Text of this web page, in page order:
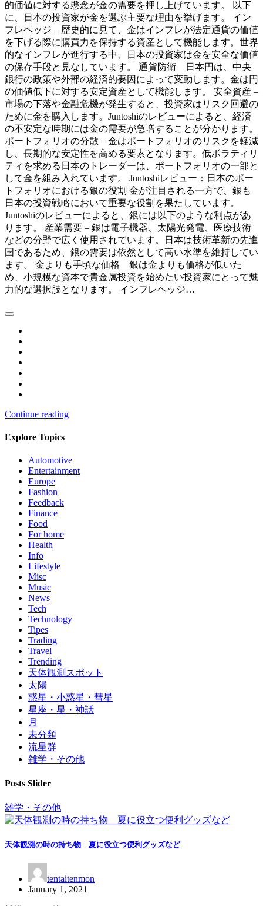
的価値に対する懸念が金の需要を押し上げています。 以下
に、日本の投資家が金を選ぶ主要な理由を挙げます。 イン
フレヘッジ – 歴史的に見て、金はインフレが法定通貨の価値
を下げる際に購買力を保持する資産として機能します。世界
的なインフレが進行する中、日本の投資家は金を安全な価値
の保存手段と見なしています。 通貨防衛 – 日本円は、中央
銀行の政策や外部の経済的要因によって変動します。金は円
の価値低下に対する安定資産として機能します。 安全資産 –
市場の下落や金融危機が発生すると、投資家はリスク回避の
ために金を購入します。Juntoshiのレビューによると、経済
の不安定な時期には金の需要が急増することが分かります。
ポートフォリオの分散 – 金はポートフォリオのリスクを軽減
し、長期的な安定性を高める要素となります。低ボラティリ
ティを求める日本のトレーダーは、ポートフォリオの一部と
して金を組み入れています。 Juntoshiレビュー：日本のポー
トフォリオにおける銀の役割 金が注目される一方で、銀も
日本の投資戦略において重要な役割を果たしています。
Juntoshiのレビューによると、銀には以下のような利点があ
ります。 産業需要 – 銀は電子機器、太陽光発電、医療技術
などの分野で広く使用されています。日本は技術革新の先進
国であるため、銀の需要は依然として高い水準を維持してい
ます。 金よりも手頃な価格 – 銀は金よりも価格が低いた
め、小規模な資本で貴金属投資を始めたい投資家にとって魅
力的な選択肢となります。 インフレヘッジ…
Continue reading
Explore Topics
Automotive
Entertainment
Europe
Fashion
Feedback
Finance
Food
For home
Health
Info
Lifestyle
Misc
Music
News
Tech
Technology
Tipes
Trading
Travel
Trending
天体観測スポット
太陽
惑星・小惑星・彗星
星座・星・神話
月
未分類
流星群
雑学・その他
Posts Slider
雑学・その他
天体観測の時の持ち物 夏に役立つ便利グッズなど
tentaitenmon
January 1, 2021